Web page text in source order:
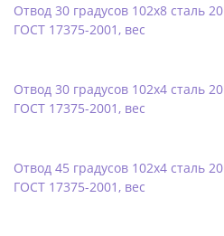
Отвод 30 градусов 102х8 сталь 20
ГОСТ 17375-2001, вес
Отвод 30 градусов 102х4 сталь 20
ГОСТ 17375-2001, вес
Отвод 45 градусов 102х4 сталь 20
ГОСТ 17375-2001, вес